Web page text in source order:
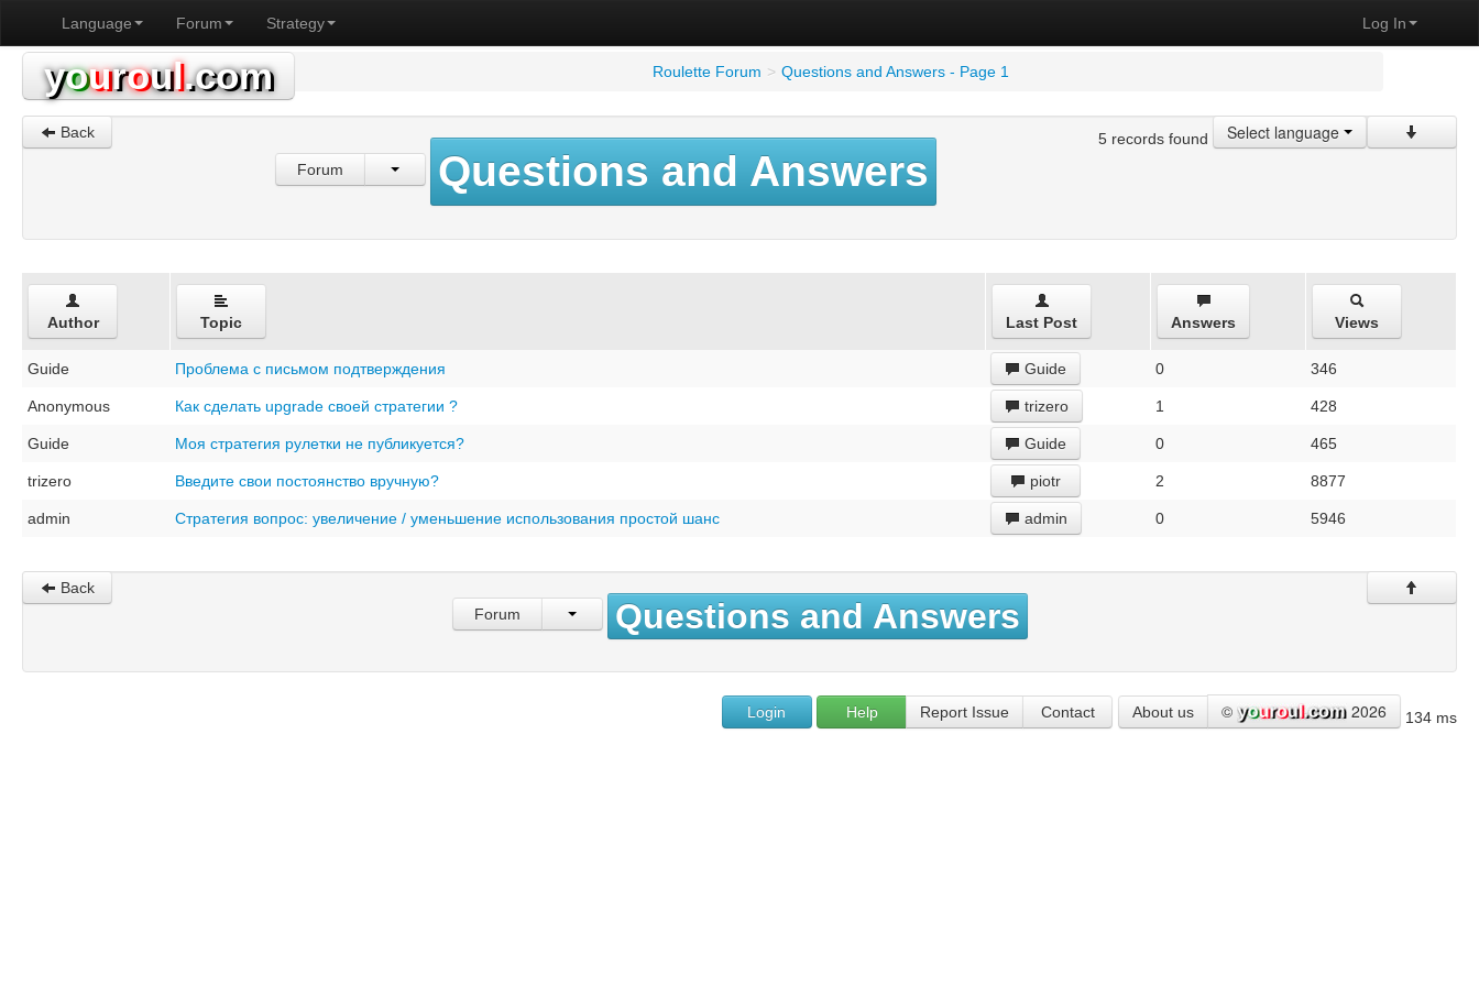
Log In
Language Forum Strategy
youroul.com Roulette Forum > Questions and Answers - Page 1
Back 5 records found Select language
Forum Questions and Answers
Author Topic Last Post Answers Views
Guide Проблема с письмом подтверждения Guide 0 346
Anonymous Как сделать upgrade своей стратегии ? trizero 1 428
Guide Моя стратегия рулетки не публикуется? Guide 0 465
trizero Введите свои постоянство вручную? piotr 2 8877
admin Стратегия вопрос: увеличение / уменьшение использования простой шанс admin 0 5946
Back
Forum
Questions and Answers
Login Help Report Issue Contact About us © 2026 134 ms